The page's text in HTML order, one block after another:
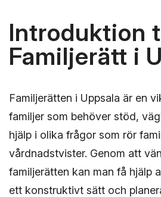
Introduktion
Familjerätt i
Familjerätten i Uppsala är en
familjer som behöver stöd,
hjälp i olika frågor som rör
vårdnadstvister. Genom att
familjerätten kan man få hjälp
ett konstruktivt sätt och